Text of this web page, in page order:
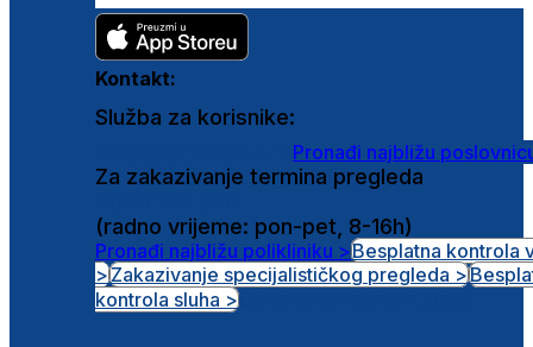
Kontakt:
Služba za korisnike:
Pronađi najbližu
Za zakazivanje termina pregleda
(radno vrijeme: pon-pet, 8-16h)
Pronađi najbližu polikliniku >Besplatna kontrola
>Zakazivanje specijalističkog pregleda >
kontrola sluha >